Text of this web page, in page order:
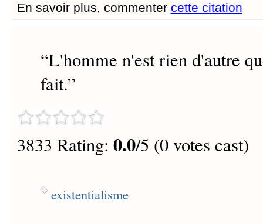
En savoir plus, commenter cette citation
“L'homme n'est rien d'autre
fait.”
3833 Rating: 0.0/5 (0 votes cast)
existentialisme